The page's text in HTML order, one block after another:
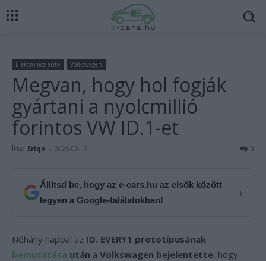
Elektromos autó Volkswagen
Megvan, hogy hol fogják
gyártani a nyolcmillió
forintos VW ID.1-et
Írta: Eriqo - 2025-03-13 0
Állítsd be, hogy az e-cars.hu az elsők között
legyen a Google-találatokban!
›
Néhány nappal az ID. EVERY1 prototípusának
bemutatása után a Volkswagen bejelentette, hogy